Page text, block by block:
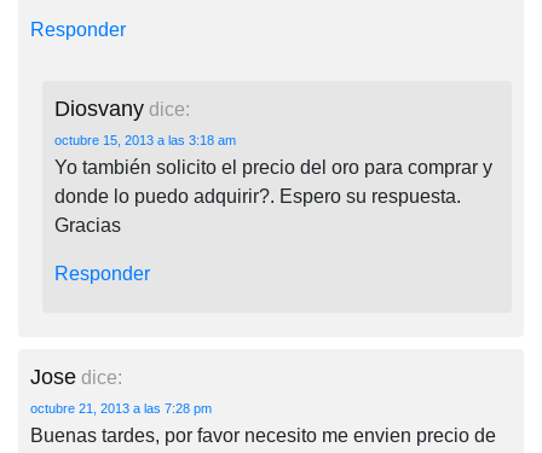
Responder
Diosvany dice:
octubre 15, 2013 a las 3:18 am
Yo también solicito el precio del oro para comprar y
donde lo puedo adquirir?. Espero su respuesta.
Gracias
Responder
Jose dice:
octubre 21, 2013 a las 7:28 pm
Buenas tardes, por favor necesito me envien precio de